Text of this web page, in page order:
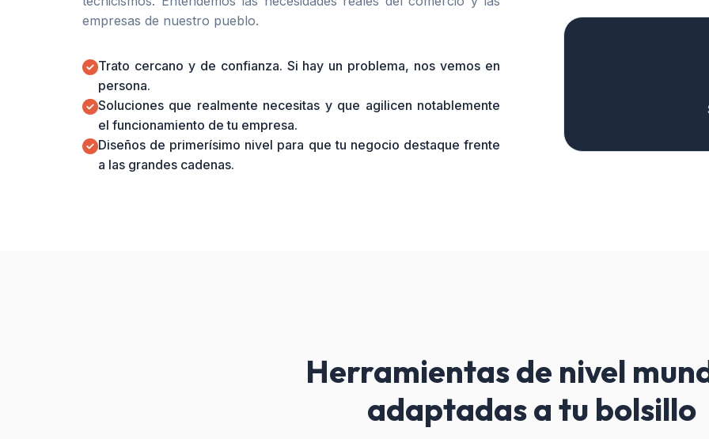
empresas de nuestro pueblo.
Trato cercano y de confianza. Si hay un problema, nos vemos en
persona.
Soluciones que realmente necesitas y que agilicen notablemente
el funcionamiento de tu empresa.
Diseños de primerísimo nivel para que tu negocio destaque frente
a las grandes cadenas.
Herramientas de nivel
adaptadas a tu bolsillo